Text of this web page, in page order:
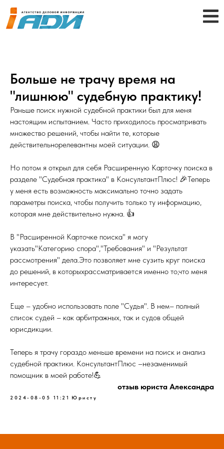
Больше не трачу время на
"лишнюю" судебную практику!
Раньше поиск нужной судебной практики был для меня
настоящим испытанием. Часто приходилось просматривать
множество решений, чтобы найти те, которые
действительнорелевантны моей ситуации. 😩
Но потом я открыл для себя Расширенную Карточку поиска в
разделе "Судебная практика" в КонсультантПлюс! 🎉Теперь
у меня есть возможность максимально точно задать
параметры поиска, чтобы получить только ту информацию,
которая мне действительно нужна. 👍
В "Расширенной Карточке поиска" я могу
указать"Категорию спора","Требования" и "Результат
рассмотрения" дела.Это позволяет мне сузить круг поиска
до решений, в которыхрассматривается именно то,что меня
интересует.
Еще – удобно использовать поле "Судья". В нем– полный
список судей – как арбитражных, так и судов общей
юрисдикции.
Теперь я трачу гораздо меньше времени на поиск и анализ
судебной практики. КонсультантПлюс –незаменимый
помощник в моей работе!💪
отзыв юриста Александра
2024-08-05 11:21 Юристу